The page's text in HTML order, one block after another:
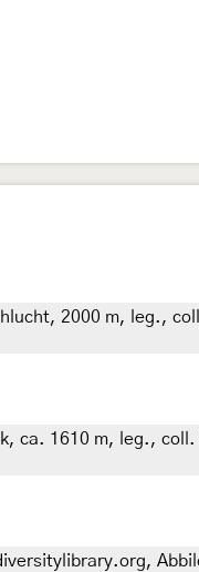
2000 m, leg.,
ca. 1610 m, leg.,